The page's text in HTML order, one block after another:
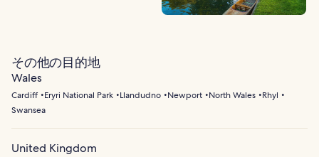
その他の目的地
Wales
Cardiff Eryri National Park Llandudno Newport North Wales
Rhyl
Swansea
United Kingdom